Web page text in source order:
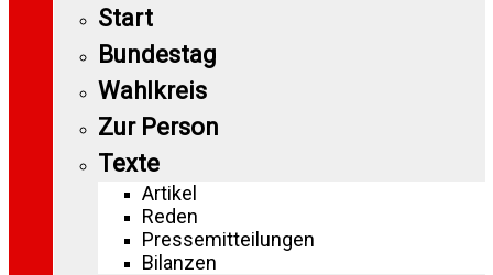
Start
Bundestag
Wahlkreis
Zur Person
Texte
Artikel
Reden
Pressemitteilungen
Bilanzen